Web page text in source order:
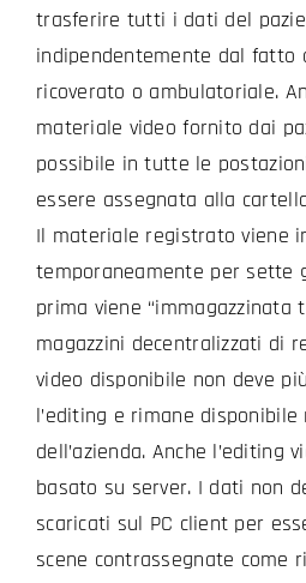
trasferire tutti i dati del
indipendentemente dal fatto
ricoverato o ambulatoriale.
materiale video fornito dai
possibile in tutte le
essere assegnata alla
Il materiale registrato viene
temporaneamente per sette
prima viene “immagazzinata
magazzini decentralizzati di
video disponibile non deve
l’editing e rimane disponibile
dell’azienda. Anche l’editing
basato su server. I dati non
scaricati sul PC client per
scene contrassegnate come